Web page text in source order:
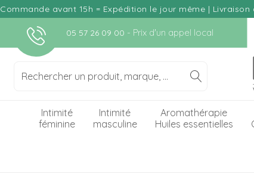
Commande avant 15h = Expédition le jour même |
05 57 26 09 00 - Prix d'un appel local
Intimité
féminine
Intimité
masculine
Aromathérapie
Huiles essentielles